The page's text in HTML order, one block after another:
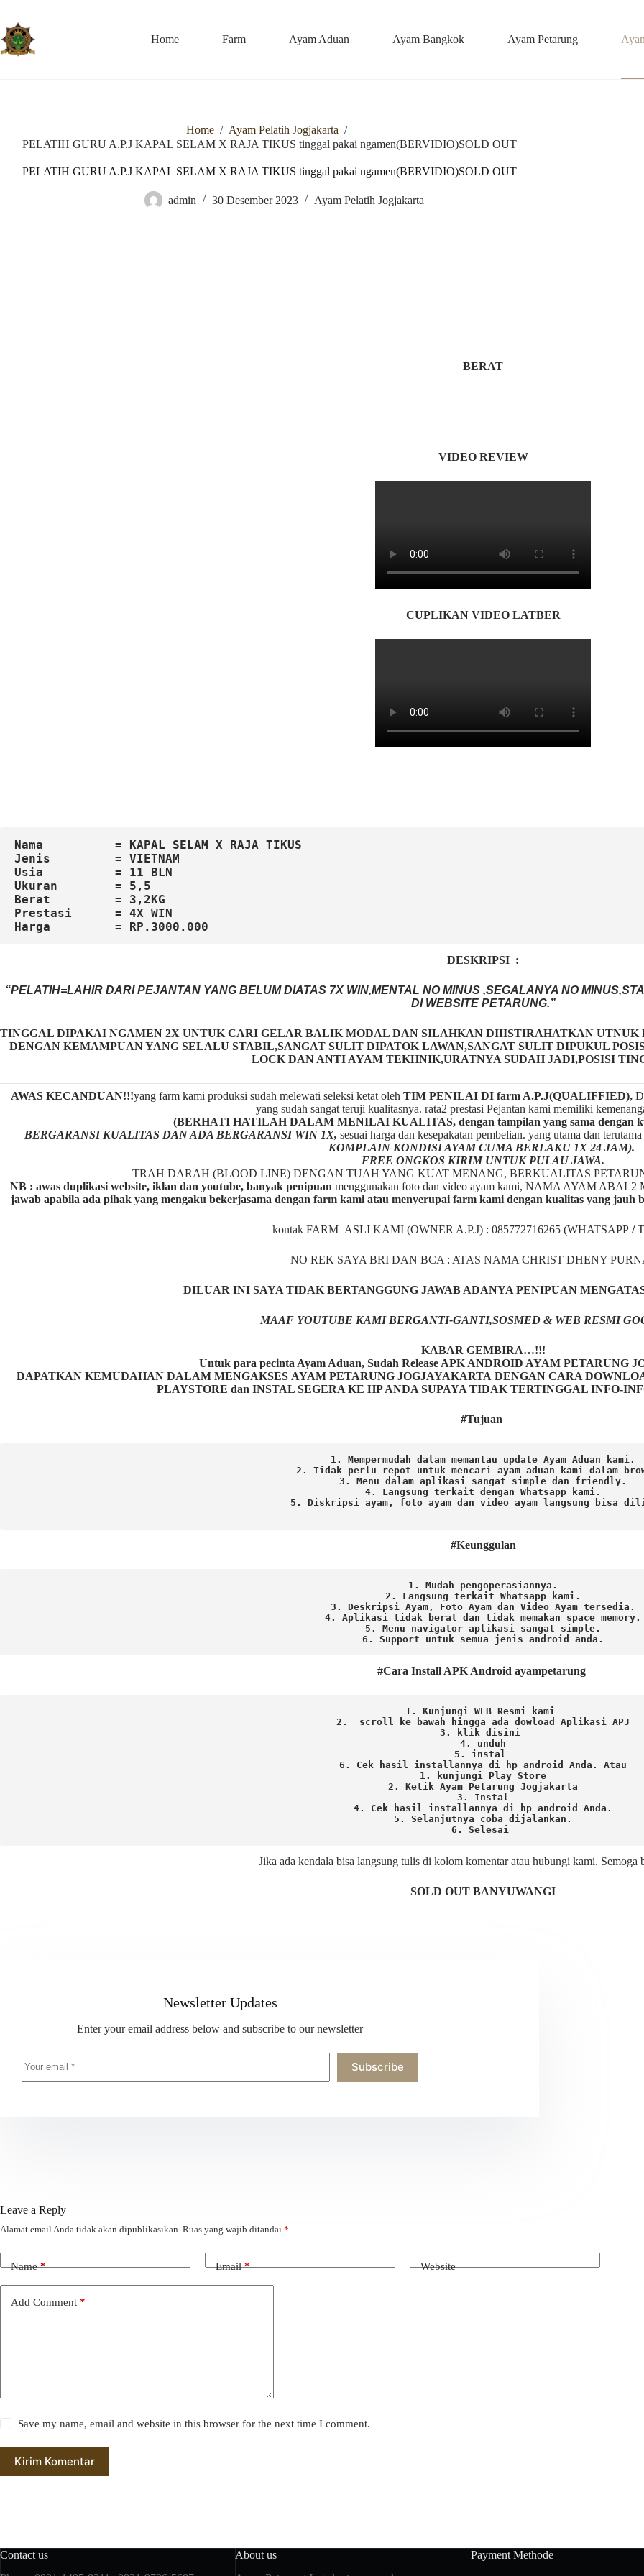
content
Home Farm Ayam Aduan Ayam Bangkok Ayam Petarung
Home / Ayam Pelatih Jogjakarta /
PELATIH GURU A.P.J KAPAL SELAM X RAJA TIKUS tinggal pakai ngamen(BERVIDIO)SOLD OUT
PELATIH GURU A.P.J KAPAL SELAM X RAJA TIKUS tinggal pakai ngamen(BERVIDIO)SOLD OUT
admin 30 Desember 2023 Ayam Pelatih Jogjakarta
BERAT
VIDEO REVIEW
CUPLIKAN VIDEO LATBER
Nama          = KAPAL SELAM X RAJA TIKUS
Jenis         = VIETNAM
Usia          = 11 BLN
Ukuran        = 5,5
Berat         = 3,2KG
Harga         = RP.3000.000
DESKRIPSI :
“PELATIH=LAHIR DARI PEJANTAN YANG BELUM DIATAS 7X WIN,MENTAL NO MINUS ,SEGALANYA NO
DI WEBSITE PETARUNG.”
TINGGAL DIPAKAI NGAMEN 2X UNTUK CARI GELAR BALIK MODAL DAN SILAHKAN DIIISTIRAHATKAN
DENGAN KEMAMPUAN YANG SELALU STABIL,SANGAT SULIT DIPATOK LAWAN,SANGAT SULIT DIPUKUL
LOCK DAN ANTI AYAM TEKHNIK,URATNYA SUDAH JADI,POSISI
AWAS KECANDUAN!!!yang farm kami produksi sudah melewati seleksi ketat oleh TIM PENILAI DI farm A.P.J(QUALIFFIED),
yang sudah sangat teruji kualitasnya. rata2 prestasi Pejantan kami memiliki
(BERHATI HATILAH DALAM MENILAI KUALITAS, dengan tampilan yang sama dengan
BERGARANSI KUALITAS DAN ADA BERGARANSI WIN 1X, sesuai harga dan kesepakatan pembelian. yang utama dan terutama
KOMPLAIN KONDISI AYAM CUMA BERLAKU 1X 24 JAM).
FREE ONGKOS KIRIM UNTUK PULAU JAWA.
TRAH DARAH (BLOOD LINE) DENGAN TUAH YANG KUAT MENANG, BERKUALITAS
NB : awas duplikasi website, iklan dan youtube, banyak penipuan menggunakan foto dan video ayam kami, NAMA AYAM
jawab apabila ada pihak yang mengaku bekerjasama dengan farm kami atau menyerupai farm kami dengan kualitas yang jauh
kontak FARM ASLI KAMI (OWNER A.P.J) : 085772716265 (WHATSAPP /
NO REK SAYA BRI DAN BCA : ATAS NAMA CHRIST DHENY
DILUAR INI SAYA TIDAK BERTANGGUNG JAWAB ADANYA PENIPUAN
MAAF YOUTUBE KAMI BERGANTI-GANTI,SOSMED & WEB RESMI
KABAR GEMBIRA…!!!
Untuk para pecinta Ayam Aduan, Sudah Release APK ANDROID AYAM PETARUNG
DAPATKAN KEMUDAHAN DALAM MENGAKSES AYAM PETARUNG JOGJAYAKARTA DENGAN CARA
PLAYSTORE dan INSTAL SEGERA KE HP ANDA SUPAYA TIDAK TERTINGGAL INFO-
#Tujuan
1. Mempermudah dalam memantau update Ayam Aduan kami.
2. Tidak perlu repot untuk mencari ayam aduan kami dalam
3. Menu dalam aplikasi sangat simple dan friendly.
4. Langsung terkait dengan Whatsapp kami.
5. Diskripsi ayam, foto ayam dan video ayam langsung bisa
#Keunggulan
1. Mudah pengoperasiannya.
2. Langsung terkait Whatsapp kami.
3. Deskripsi Ayam, Foto Ayam dan Video Ayam tersedia.
4. Aplikasi tidak berat dan tidak memakan space memory.
5. Menu navigator aplikasi sangat simple.
6. Support untuk semua jenis android anda.
#Cara Install APK Android ayampetarung
1. Kunjungi WEB Resmi kami
2.  scroll ke bawah hingga ada dowload Aplikasi APJ
3. klik disini
4. unduh
5. instal
6. Cek hasil installannya di hp android Anda. Atau
1. kunjungi Play Store
2. Ketik Ayam Petarung Jogjakarta
3. Instal
4. Cek hasil installannya di hp android Anda.
5. Selanjutnya coba dijalankan.
6. Selesai
Jika ada kendala bisa langsung tulis di kolom komentar atau hubungi kami.
SOLD OUT BANYUWANGI
Newsletter Updates
Enter your email address below and subscribe to our newsletter
Subscribe
Leave a Reply
Alamat email Anda tidak akan dipublikasikan. Ruas yang wajib ditandai *
Name* Email* Website
Add Comment *
Save my name, email and website in this browser for the next time I comment.
Kirim Komentar
Contact us
About us
Payment Methode